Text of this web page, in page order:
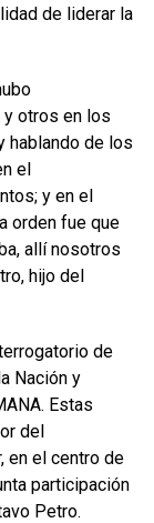
de liderar la
otros en los
hablando de los
el
y en el
orden fue que
allí nosotros
hijo del
de
Nación y
Estas
del
en el centro de
participación
Petro.